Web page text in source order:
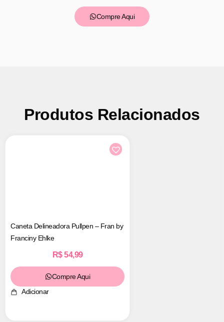
Compre Aqui
Produtos Relacionados
Caneta Delineadora Pullpen – Fran by
Franciny Ehlke
R$54,99
Compre Aqui
Adicionar